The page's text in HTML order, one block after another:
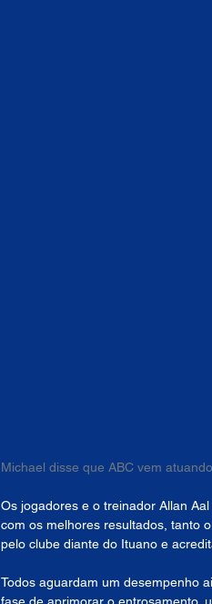
Michael disse que ABC vem
Os jogadores e o treinador Allan
com os melhores resultados, tanto
pelo clube diante do Ituano e
Todos aguardam um desempenho
fase de aprimorar o entrosamento,